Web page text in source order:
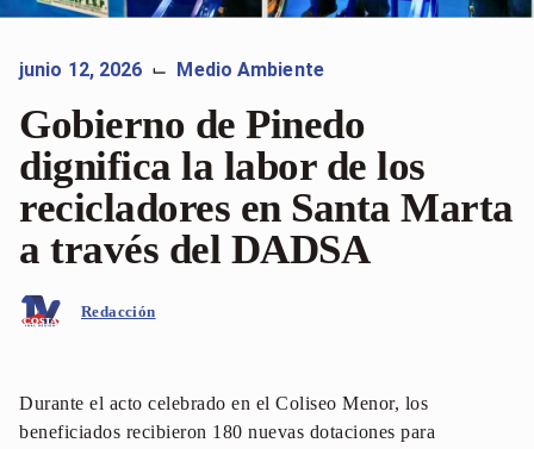
junio 12, 2026 ⌙ Medio Ambiente
Gobierno de Pinedo
dignifica la labor de los
recicladores en Santa Marta
a través del DADSA
Redacción
Durante el acto celebrado en el Coliseo Menor, los
beneficiados recibieron 180 nuevas dotaciones para